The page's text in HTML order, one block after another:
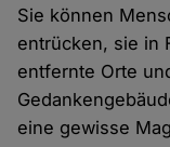
Sie können
entrücken, sie in
entfernte Orte
eine gewisse